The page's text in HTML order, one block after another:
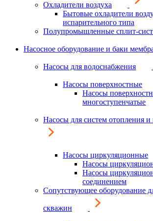
Охладители воздуха
Бытовые охладители
испарительного типа
Полупромышленные сплит-
Насосное оборудование и баки
Насосы для водоснабжения
Насосы поверхностные
Насосы
многоступенчатые
Насосы для систем отопления
Насосы циркуляционные
Насосы
Насосы
соединением
Сопутствующее оборудование
скважин